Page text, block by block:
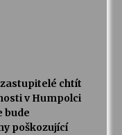
zastupitelé chtít
v Humpolci
bude
poškozující